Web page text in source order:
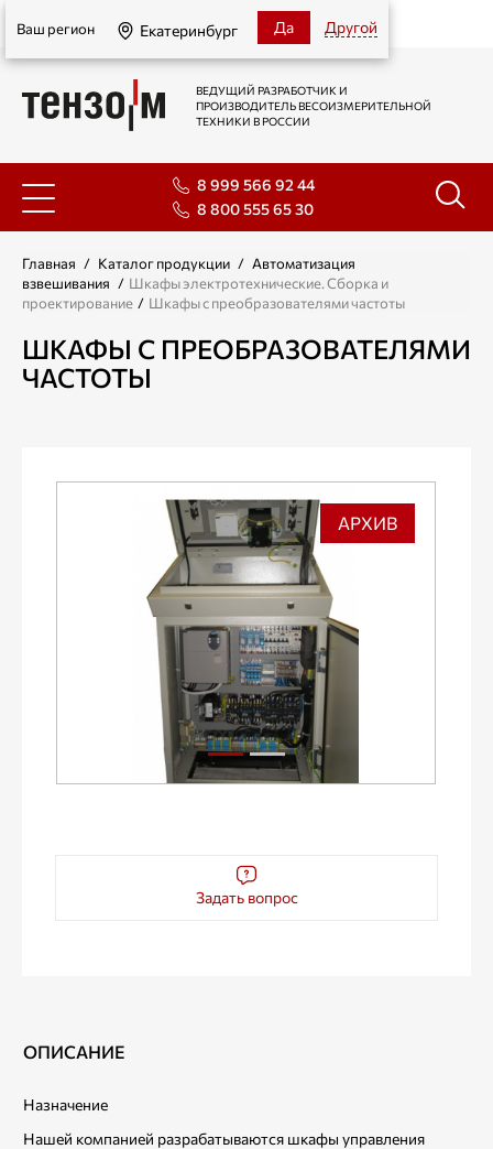
Екатеринбург
Ваш регион Екатеринбург Да Другой
ВЕДУЩИЙ РАЗРАБОТЧИК И
ПРОИЗВОДИТЕЛЬ ВЕСОИЗМЕРИТЕЛЬНОЙ
ТЕХНИКИ В РОССИИ
8 999 566 92 44
8 800 555 65 30
Главная / Каталог продукции / Автоматизация
взвешивания / Шкафы электротехнические. Сборка и
проектирование / Шкафы с преобразователями частоты
ШКАФЫ С ПРЕОБРАЗОВАТЕЛЯМИ
ЧАСТОТЫ
АРХИВ
Задать вопрос
ОПИСАНИЕ
Назначение
Нашей компанией разрабатываются шкафы управления